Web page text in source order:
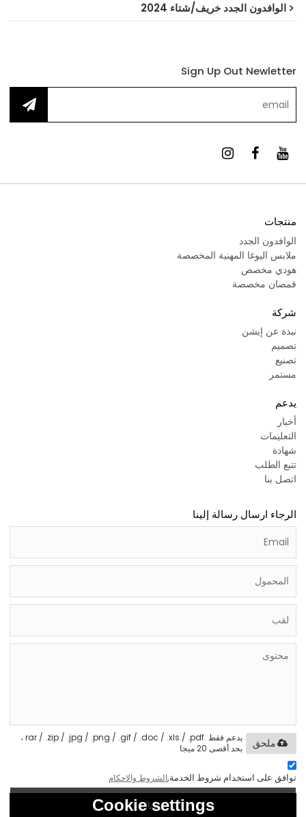
الوافدون الجدد خريف/شتاء 2024
Sign Up Out Newletter
منتجات
الوافدون الجدد
ملابس اليوغا المهنية المخصصة
هودي مخصص
قمصان مخصصة
شركة
نبذة عن إيشن
تصميم
تصنيع
مستمر
يدعم
أخبار
التعليمات
شهادة
تتبع الطلب
اتصل بنا
الرجاء ارسال رسالة إلينا
يدعم فقط .rar / .zip / .jpg / .png / .gif / .doc / .xls / .pdf ،
بحد أقصى 20 ميجا
ملحق
توافق على استخدام شروط الخدمة,الشروط والاحكام
إرسال
Cookie settings